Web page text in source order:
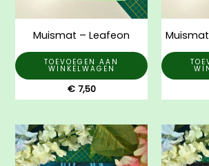
Muismat – Leafeon
TOEVOEGEN AAN
WINKELWAGEN
€7,50